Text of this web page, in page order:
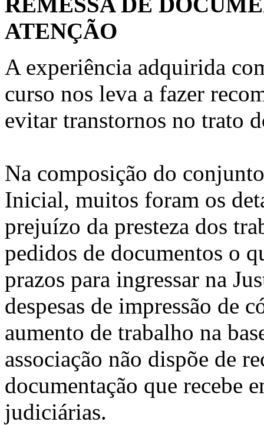
ATENÇÃO
A experiência adquirida
curso nos leva a fazer
evitar transtornos no trato
Na composição do
Inicial, muitos foram os
prejuízo da presteza dos
pedidos de documentos o
prazos para ingressar na
despesas de impressão de
aumento de trabalho na
associação não dispõe de
documentação que recebe
judiciárias.